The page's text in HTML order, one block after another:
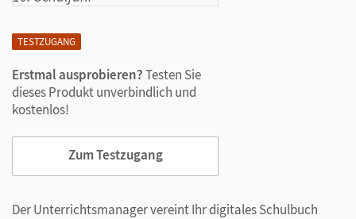
TESTZUGANG
Erstmal ausprobieren?Testen Sie
dieses Produkt unverbindlich und
kostenlos!
Zum Testzugang
Der Unterrichtsmanager vereint Ihr digitales Schulbuch